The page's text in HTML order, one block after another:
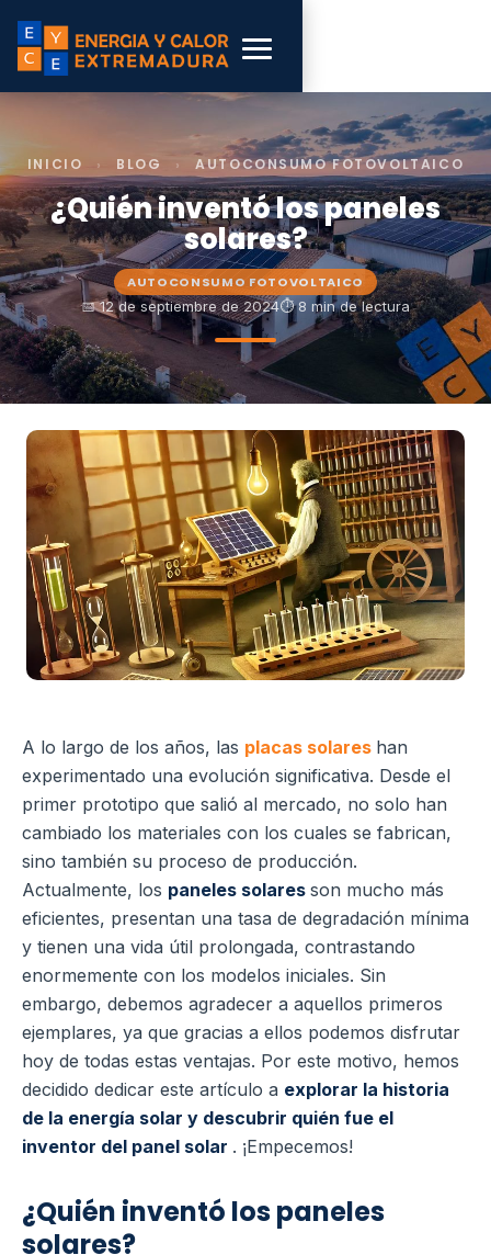
INICIO › BLOG › AUTOCONSUMO FOTOVOLTAICO
¿Quién inventó los paneles
solares?
AUTOCONSUMO FOTOVOLTAICO
📅 12 de septiembre de 2024⏱ 8 min de lectura
A lo largo de los años, las placas solares han
experimentado una evolución significativa. Desde el
primer prototipo que salió al mercado, no solo han
cambiado los materiales con los cuales se fabrican,
sino también su proceso de producción.
Actualmente, los paneles solares son mucho más
eficientes, presentan una tasa de degradación mínima
y tienen una vida útil prolongada, contrastando
enormemente con los modelos iniciales. Sin
embargo, debemos agradecer a aquellos primeros
ejemplares, ya que gracias a ellos podemos disfrutar
hoy de todas estas ventajas. Por este motivo, hemos
decidido dedicar este artículo a explorar la historia
de la energía solar y descubrir quién fue el
inventor del panel solar . ¡Empecemos!
¿Quién inventó los paneles
solares?